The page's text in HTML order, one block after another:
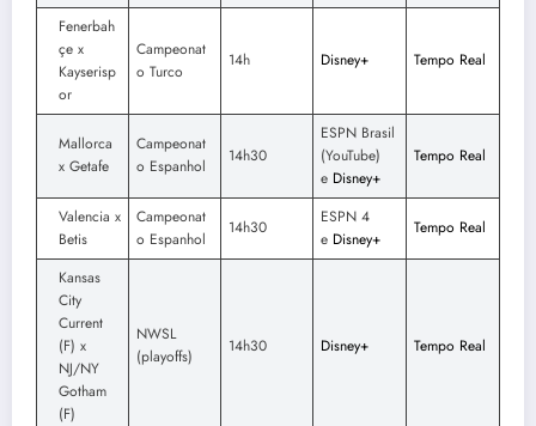
Fenerbah
çe x
Kayserisp
or
Campeonat
o Turco
14h Disney+ Tempo Real
Mallorca
x Getafe
Campeonat
o Espanhol
14h30
ESPN Brasil
(YouTube)
e Disney+
Tempo Real
Valencia x
Betis
Campeonat
o Espanhol
14h30
ESPN 4
e Disney+
Tempo Real
Kansas
City
Current
(F) x
NJ/NY
Gotham
(F)
NWSL
(playoffs)
14h30 Disney+ Tempo Real